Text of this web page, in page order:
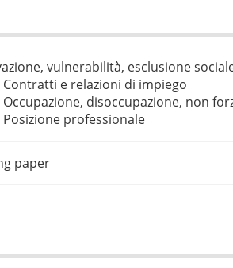
vulnerabilità, esclusione
Contratti e relazioni di impiego
Occupazione, disoccupazione, non
Posizione professionale
paper